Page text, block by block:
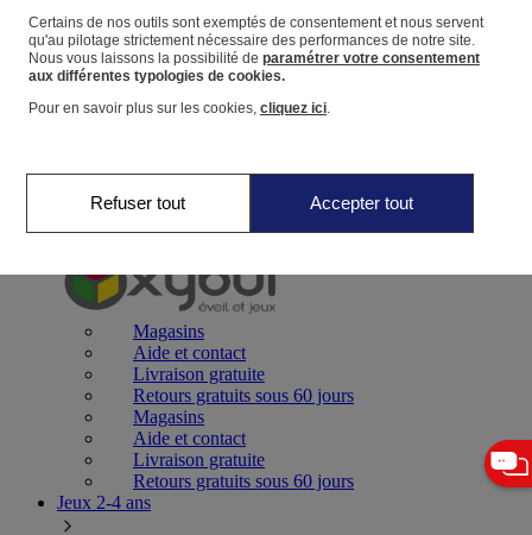
Panier
Favoris
Jeux 0-2 ans
Magasins
Aide et contact
Livraison gratuite
Retours gratuits sous 60 jours
Magasins
Aide et contact
Livraison gratuite
Retours gratuits sous 60 jours
Jeux 2-4 ans
Certains de nos outils sont exemptés de consentement et nous servent
qu'au pilotage strictement nécessaire des performances de notre site.
Nous vous laissons la possibilité de paramétrer votre consentement
aux différentes typologies de cookies.
Pour en savoir plus sur les cookies, cliquez ici.
Refuser tout Accepter tout